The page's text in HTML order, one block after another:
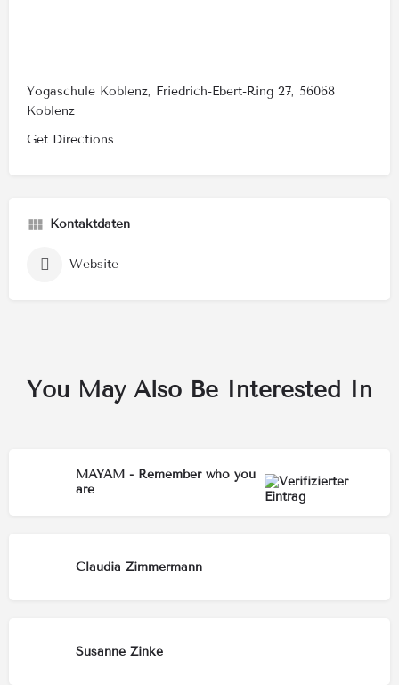
Yogaschule Koblenz, Friedrich-Ebert-Ring 27, 56068
Koblenz
Get Directions
Kontaktdaten
Website
You May Also Be Interested In
MAYAM - Remember who you
are
Claudia Zimmermann
Susanne Zinke